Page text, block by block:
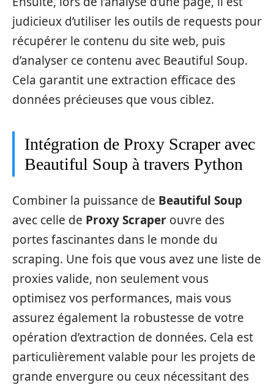
judicieux d’utiliser les outils de requests pour
récupérer le contenu du site web, puis
d’analyser ce contenu avec Beautiful Soup.
Cela garantit une extraction efficace des
données précieuses que vous ciblez.
Intégration de Proxy Scraper avec
Beautiful Soup à travers Python
Combiner la puissance de Beautiful Soup
avec celle de Proxy Scraper ouvre des
portes fascinantes dans le monde du
scraping. Une fois que vous avez une liste de
proxies valide, non seulement vous
optimisez vos performances, mais vous
assurez également la robustesse de votre
opération d’extraction de données. Cela est
particulièrement valable pour les projets de
grande envergure ou ceux nécessitant des